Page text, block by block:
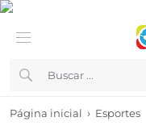
Página inicial › Esportes